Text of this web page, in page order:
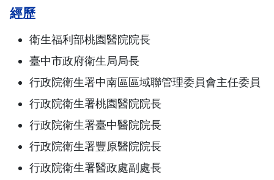
經歷
衛生福利部桃園醫院院長
臺中市政府衛生局局長
行政院衛生署中南區區域聯管理委員會主任委員
行政院衛生署桃園醫院院長
行政院衛生署臺中醫院院長
行政院衛生署豐原醫院院長
行政院衛生署醫政處副處長